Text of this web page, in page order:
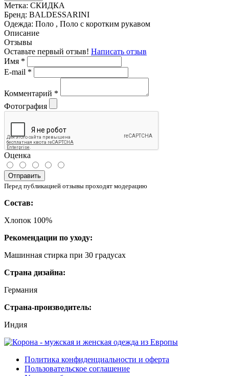
Метка: СКИДКА
Бренд: BALDESSARINI
Одежда: Поло , Поло с коротким рукавом
Описание
Отзывы
Оставьте первый отзыв! Написать отзыв
Имя *
E-mail *
Комментарий *
Фотография
Оценка
Отправить
Перед публикацией отзывы проходят модерацию
Состав:
Хлопок 100%
Рекомендации по уходу:
Машинная стирка при 30 градусах
Страна дизайна:
Германия
Страна-производитель:
Индия
Политика конфиденциальности и оферта
Пользовательское соглашение